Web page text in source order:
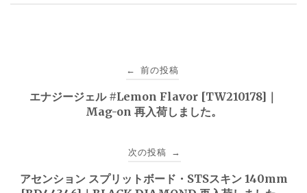
ゲ
← 前の投稿
エナジージェル #Lemon Flavor [TW210178]｜
Mag-on 再入荷しました。
次の投稿 →
アセンション スプリットボード・STSスキン 140mm